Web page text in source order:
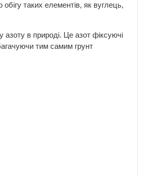
таких елементів, як вуглець,
азоту в природі. Це азот фіксуючі
тим самим грунт